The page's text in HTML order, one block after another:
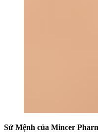
Sứ Mệnh của Mincer